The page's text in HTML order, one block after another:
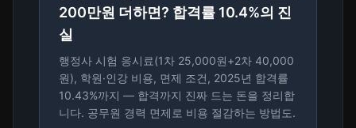
200만원 더하면? 합격률 10.4%의 진
실
행정사 시험 응시료(1차 25,000원+2차 40,000
원), 학원·인강 비용, 면제 조건, 2025년 합격률
10.43%까지 — 합격까지 진짜 드는 돈을 정리합
니다. 공무원 경력 면제로 비용 절감하는 방법도.